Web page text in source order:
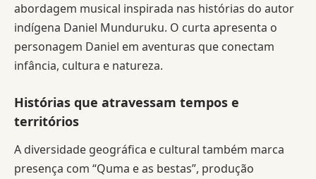
abordagem musical inspirada nas histórias do autor
indígena Daniel Munduruku. O curta apresenta o
personagem Daniel em aventuras que conectam
infância, cultura e natureza.
Histórias que atravessam tempos e
territórios
A diversidade geográfica e cultural também marca
presença com “Quma e as bestas”, produção